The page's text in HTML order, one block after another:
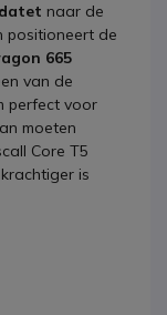
naar de
positioneert de
665
van de
perfect voor
moeten
Core T5
is